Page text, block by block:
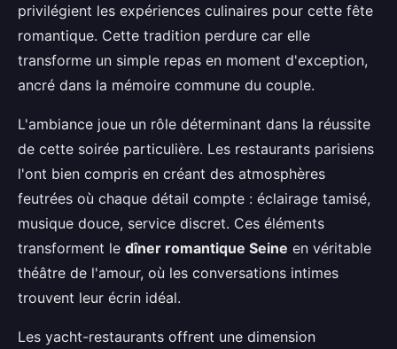
privilégient les expériences culinaires pour cette fête
romantique. Cette tradition perdure car elle
transforme un simple repas en moment d'exception,
ancré dans la mémoire commune du couple.
L'ambiance joue un rôle déterminant dans la réussite
de cette soirée particulière. Les restaurants parisiens
l'ont bien compris en créant des atmosphères
feutrées où chaque détail compte : éclairage tamisé,
musique douce, service discret. Ces éléments
transforment le dîner romantique Seine en véritable
théâtre de l'amour, où les conversations intimes
trouvent leur écrin idéal.
Les yacht-restaurants offrent une dimension